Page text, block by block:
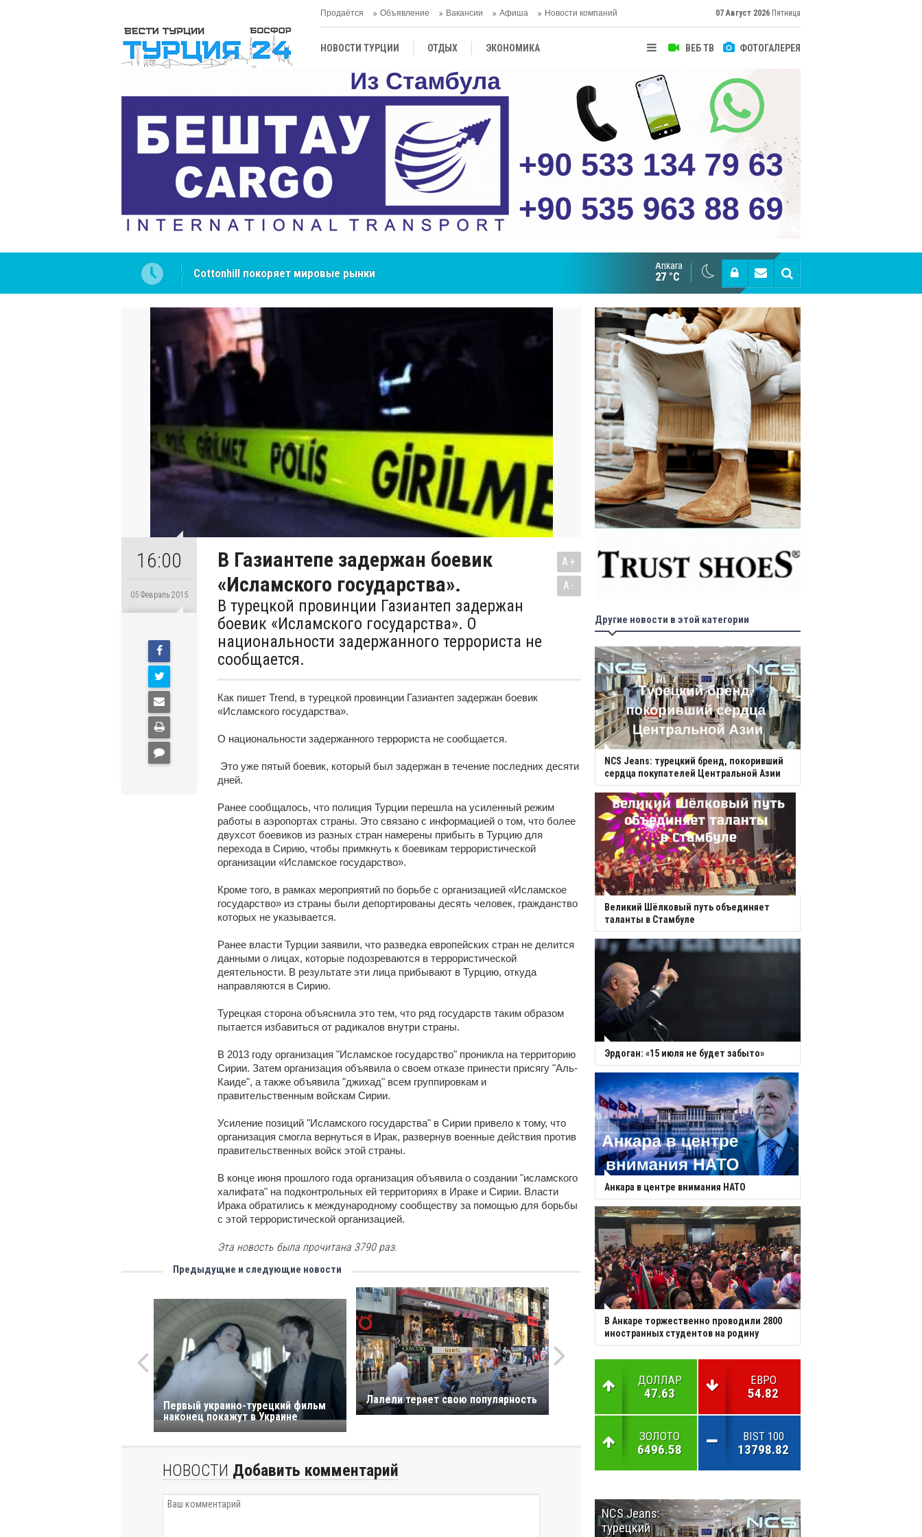
Продаётся Объявление Вакансии Афиша Новости компаний 07 Август 2026 Пятница
ВЕБ ТВ ФОТОГАЛЕРЕЯ
НОВОСТИ ТУРЦИИ ОТДЫХ ЭКОНОМИКА
ТУРЕЦКАЯ КУХНЯ КУЛЬТУРА
ЦЕНТРАЛЬНАЯ АЗИЯ МНЕНИE
Cottonhill покоряет мировые рынки Великий Шёлковый путь объединяет таланты в
Ankara
27 °C
16:00
05 Февраль 2015
В Газиантепе задержан боевик
«Исламского государства».
В турецкой провинции Газиантеп задержан
боевик «Исламского государства». О
национальности задержанного террориста не
сообщается.
A+
A-
Как пишет Trend, в турецкой провинции Газиантеп задержан боевик
«Исламского государства».
О национальности задержанного террориста не сообщается.
Это уже пятый боевик, который был задержан в течение последних десяти
дней.
Ранее сообщалось, что полиция Турции перешла на усиленный режим
работы в аэропортах страны. Это связано с информацией о том, что более
двухсот боевиков из разных стран намерены прибыть в Турцию для
перехода в Сирию, чтобы примкнуть к боевикам террористической
организации «Исламское государство».
Кроме того, в рамках мероприятий по борьбе с организацией «Исламское
государство» из страны были депортированы десять человек, гражданство
которых не указывается.
Ранее власти Турции заявили, что разведка европейских стран не делится
данными о лицах, которые подозреваются в террористической
деятельности. В результате эти лица прибывают в Турцию, откуда
направляются в Сирию.
Турецкая сторона объяснила это тем, что ряд государств таким образом
пытается избавиться от радикалов внутри страны.
В 2013 году организация "Исламское государство" проникла на территорию
Сирии. Затем организация объявила о своем отказе принести присягу "Аль-
Каиде", а также объявила "джихад" всем группировкам и
правительственным войскам Сирии.
Усиление позиций "Исламского государства" в Сирии привело к тому, что
организация смогла вернуться в Ирак, развернув военные действия против
правительственных войск этой страны.
В конце июня прошлого года организация объявила о создании "исламского
халифата" на подконтрольных ей территориях в Ираке и Сирии. Власти
Ирака обратились к международному сообществу за помощью для борьбы
с этой террористической организацией.
Эта новость была прочитана 3790 раз.
Предыдущие и следующие новости
Первый украино-турецкий фильм
наконец покажут в Украине
Лалели теряет свою популярность
НОВОСТИ Добавить комментарий
Другие новости в этой категории
NCS Jeans: турецкий бренд, покоривший
сердца покупателей Центральной Азии
Великий Шёлковый путь объединяет
таланты в Стамбуле
Эрдоган: «15 июля не будет забыто»
Анкара в центре внимания НАТО
В Анкаре торжественно проводили 2800
иностранных студентов на родину
ДОЛЛАР
47.63
ЕВРО
54.82
ЗОЛОТО
6496.58
BIST 100
13798.82
NCS Jeans:
турецкий